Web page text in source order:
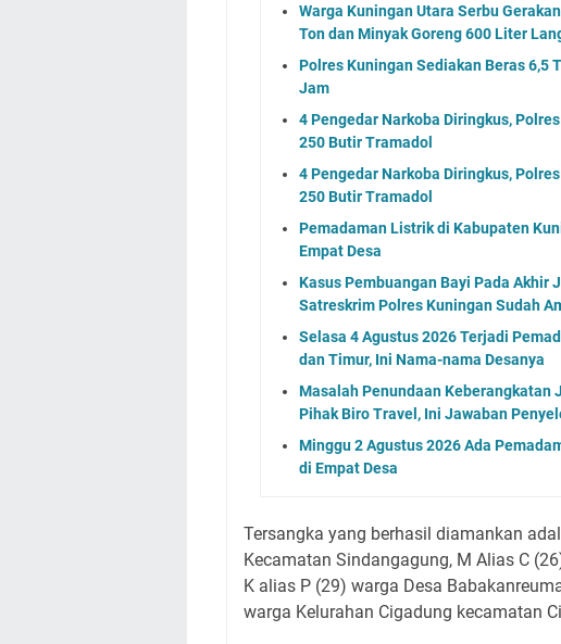
Warga Kuningan Utara Serbu
Ton dan Minyak Goreng 600 Liter
Polres Kuningan Sediakan Beras 6,5
Jam
4 Pengedar Narkoba Diringkus,
250 Butir Tramadol
4 Pengedar Narkoba Diringkus,
250 Butir Tramadol
Pemadaman Listrik di Kabupaten
Empat Desa
Kasus Pembuangan Bayi Pada Akhir
Satreskrim Polres Kuningan Sudah
Selasa 4 Agustus 2026 Terjadi
dan Timur, Ini Nama-nama Desanya
Masalah Penundaan Keberangkatan
Pihak Biro Travel, Ini Jawaban
Minggu 2 Agustus 2026 Ada
di Empat Desa
Tersangka yang berhasil diamankan
Kecamatan Sindangagung, M Alias C
K alias P (29) warga Desa
warga Kelurahan Cigadung kecamatan